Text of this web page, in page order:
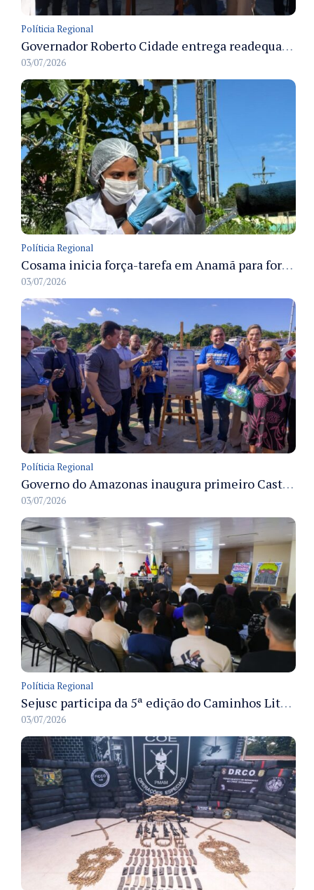
Políticia Regional
Governador Roberto Cidade entrega readequação do ambulatório da FCecon e amplia capacidade de atendimento oncológico em Manaus
03/07/2026
Políticia Regional
Cosama inicia força-tarefa em Anamã para fortalecer abastecimento de água e segurança hídrica da população
03/07/2026
Políticia Regional
Governo do Amazonas inaugura primeiro Castramóvel Fluvial para atendimento veterinário às comunidades ribeirinhas e castração gratuita
03/07/2026
Políticia Regional
Sejusc participa da 5ª edição do Caminhos Literários com foco na cultura hip-hop nas unidades socioeducativas
03/07/2026